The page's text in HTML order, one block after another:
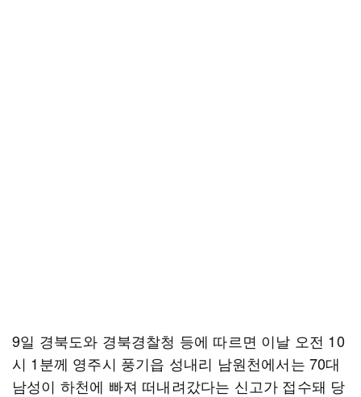
9일 경북도와 경북경찰청 등에 따르면 이날 오전 10
시 1분께 영주시 풍기읍 성내리 남원천에서는 70대
남성이 하천에 빠져 떠내려갔다는 신고가 접수돼 당